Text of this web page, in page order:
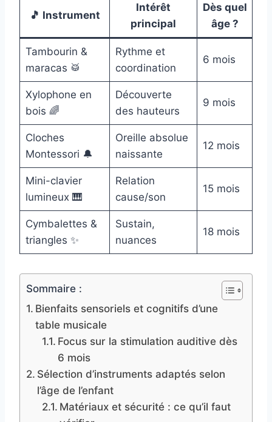
🎵 Instrument
Intérêt
principal
Dès quel
âge ?
Tambourin &
maracas 🥁
Rythme et
coordination
6 mois
Xylophone en
bois 🌈
Découverte
des hauteurs
9 mois
Cloches
Montessori 🔔
Oreille absolue
naissante
12 mois
Mini-clavier
lumineux 🎹
Relation
cause/son
15 mois
Cymbalettes &
triangles ✨
Sustain,
nuances
18 mois
Sommaire :
Bienfaits sensoriels et cognitifs d’une
table musicale
Focus sur la stimulation auditive dès
6 mois
Sélection d’instruments adaptés selon
l’âge de l’enfant
Matériaux et sécurité : ce qu’il faut